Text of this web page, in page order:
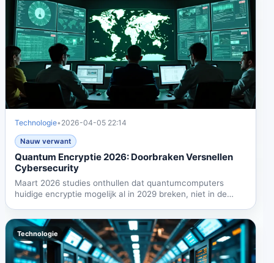
Technologie• 2026-04-05 22:14
Nauw verwant
Quantum Encryptie 2026: Doorbraken Versnellen
Cybersecurity
Maart 2026 studies onthullen dat quantumcomputers
huidige encryptie mogelijk al in 2029 breken, niet in de
Technologie